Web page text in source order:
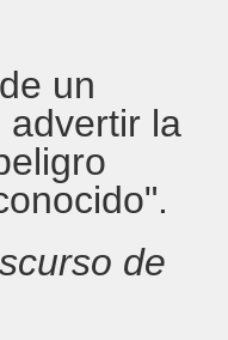
un
advertir la
de